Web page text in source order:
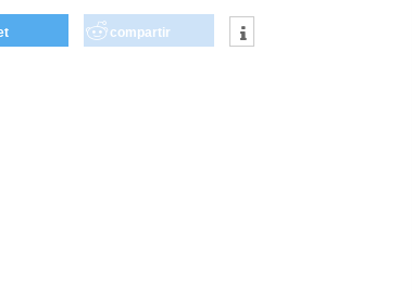
compartir